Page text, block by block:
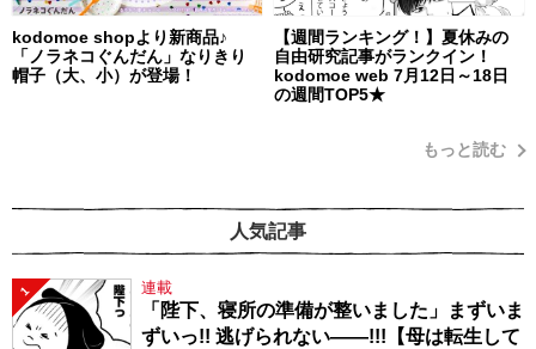
kodomoe shopより新商品♪
「ノラネコぐんだん」なりきり
帽子（大、小）が登場！
【週間ランキング！】夏休みの
自由研究記事がランクイン！
kodomoe web 7月12日～18日
の週間TOP5★
もっと読む
人気記事
1 連載
「陛下、寝所の準備が整いました」まずいま
ずいっ!! 逃げられない――!!!【母は転生して